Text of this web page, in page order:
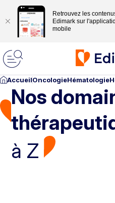
Retrouvez les
Edimark sur
mobile
AccueilOncologieHématologie
Nos
à Z